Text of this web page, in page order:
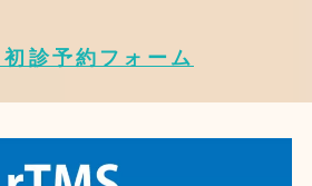
診予約フォーム